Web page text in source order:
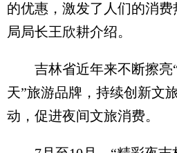
的优惠，激发了人们的消
局局长王欣耕介绍。
吉林省近年来不断擦亮“
天”旅游品牌，持续创新文
动，促进夜间文旅消费。